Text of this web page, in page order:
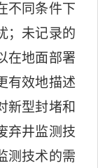
不同条件下
；未记录的
在地面部署
有效地描述
新型封堵和
弃井监测技
测技术的需